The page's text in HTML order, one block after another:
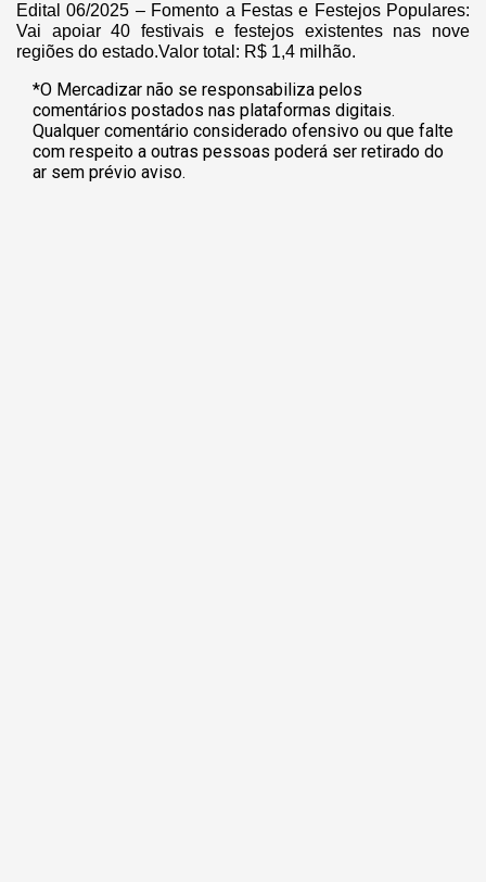
Edital 06/2025 – Fomento a Festas e Festejos Populares:
Vai apoiar 40 festivais e festejos existentes nas nove
regiões do estado.Valor total : R$ 1,4 milhão.
*O Mercadizar não se responsabiliza pelos
comentários postados nas plataformas digitais.
Qualquer comentário considerado ofensivo ou que falte
com respeito a outras pessoas poderá ser retirado do
ar sem prévio aviso.